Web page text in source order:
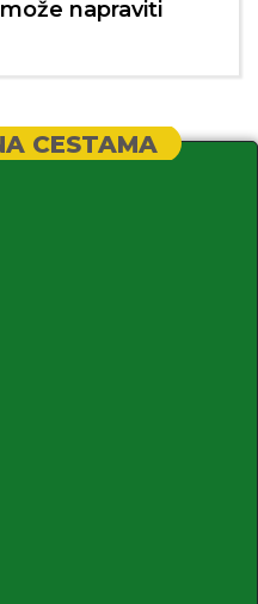
napraviti
CESTAMA